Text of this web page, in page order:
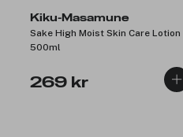
Kiku-Masamune
Sake High Moist Skin Care Lotion
500ml
269 kr